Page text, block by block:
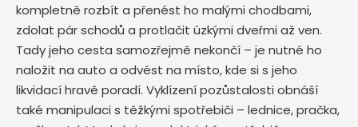
kompletně rozbít a přenést ho malými chodbami,
zdolat pár schodů a protlačit úzkými dveřmi až ven.
Tady jeho cesta samozřejmě nekončí – je nutné ho
naložit na auto a odvést na místo, kde si s jeho
likvidací hravě poradí. Vyklízení pozůstalosti obnáší
také manipulaci s těžkými spotřebiči – lednice, pračka,